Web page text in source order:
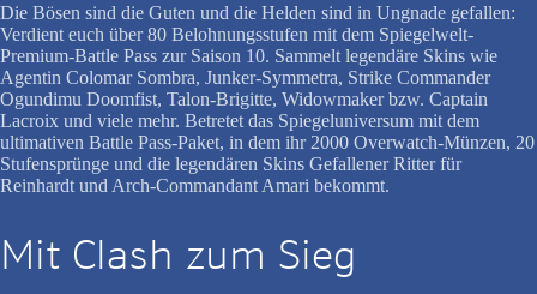
Die Bösen sind die Guten und die Helden sind in Ungnade gefallen:
Verdient euch über 80 Belohnungsstufen mit dem Spiegelwelt-
Premium-Battle Pass zur Saison 10. Sammelt legendäre Skins wie
Agentin Colomar Sombra, Junker-Symmetra, Strike Commander
Ogundimu Doomfist, Talon-Brigitte, Widowmaker bzw. Captain
Lacroix und viele mehr. Betretet das Spiegeluniversum mit dem
ultimativen Battle Pass-Paket, in dem ihr 2000 Overwatch-Münzen, 20
Stufensprünge und die legendären Skins Gefallener Ritter für
Reinhardt und Arch-Commandant Amari bekommt.
Mit Clash zum Sieg